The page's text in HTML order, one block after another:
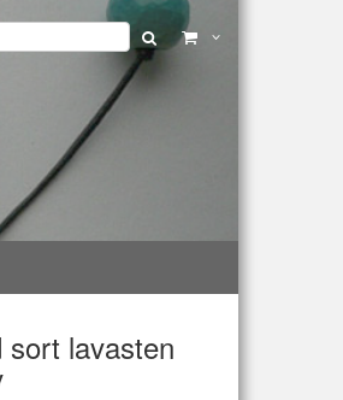
lavasten